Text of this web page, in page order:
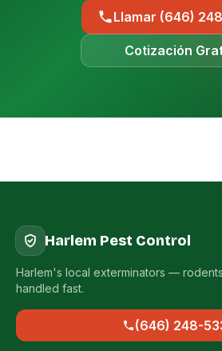
Llamar (646)
Cotización
Harlem Pest Control
Harlem's local exterminators —
handled fast.
(646) 248-